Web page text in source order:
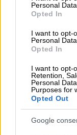
Personal Data.
Opted In
I want to opt-
Personal
Opted In
I want to opt-
Retention,
Personal
Purposes for
Opted Out
Google
σοβιετικής
συνέπεια σε
υποδεικνύει
από τις
σεξουαλικής
υποταγής.
Ρόλος του